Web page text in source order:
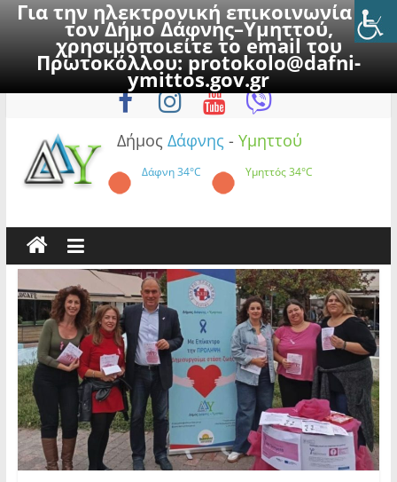
Για την ηλεκτρονική επικοινωνία με
τον Δήμο Δάφνης–Υμηττού,
χρησιμοποιείτε το email του
Πρωτοκόλλου:protokolo@dafni-
ymittos.gov.gr
to
Πέμπτη, 6 Αυγούστου 2026
Δήμος Δάφνης - Υμηττού
Δάφνη34°C Υμηττός34°C